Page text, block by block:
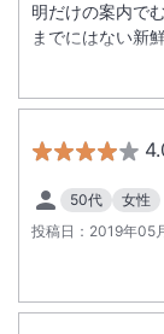
明だけの案内で
までにはない新
に、お風呂は最
家族全員思いま
ん、最高の時間
ら行った甲斐あ
っての出迎えあ
対応してくれて
50代
女性
投稿日： 2019年05